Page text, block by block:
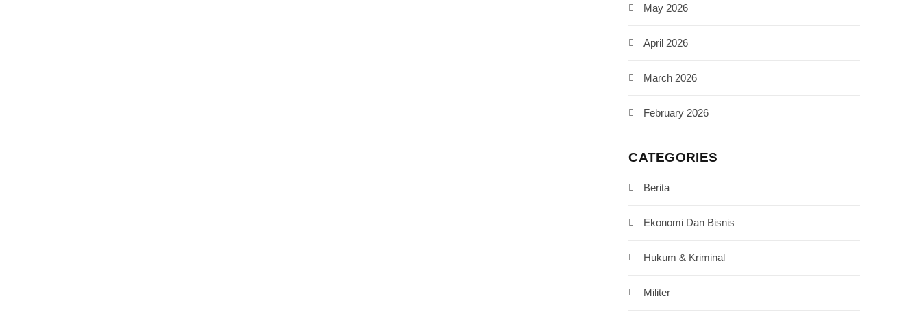
May 2026
April 2026
March 2026
February 2026
CATEGORIES
Berita
Ekonomi Dan Bisnis
Hukum & Kriminal
Militer